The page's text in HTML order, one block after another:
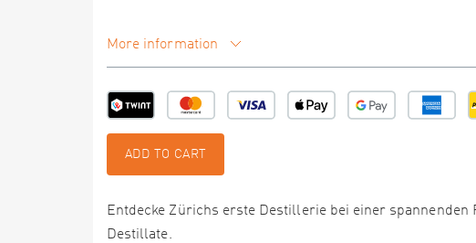
More information
ADD TO CART
Entdecke Zürichs erste Destillerie bei einer
Destillate.